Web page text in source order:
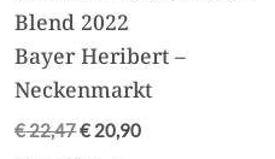
Blend 2022
Bayer Heribert –
Neckenmarkt
€22,47€ 20,90